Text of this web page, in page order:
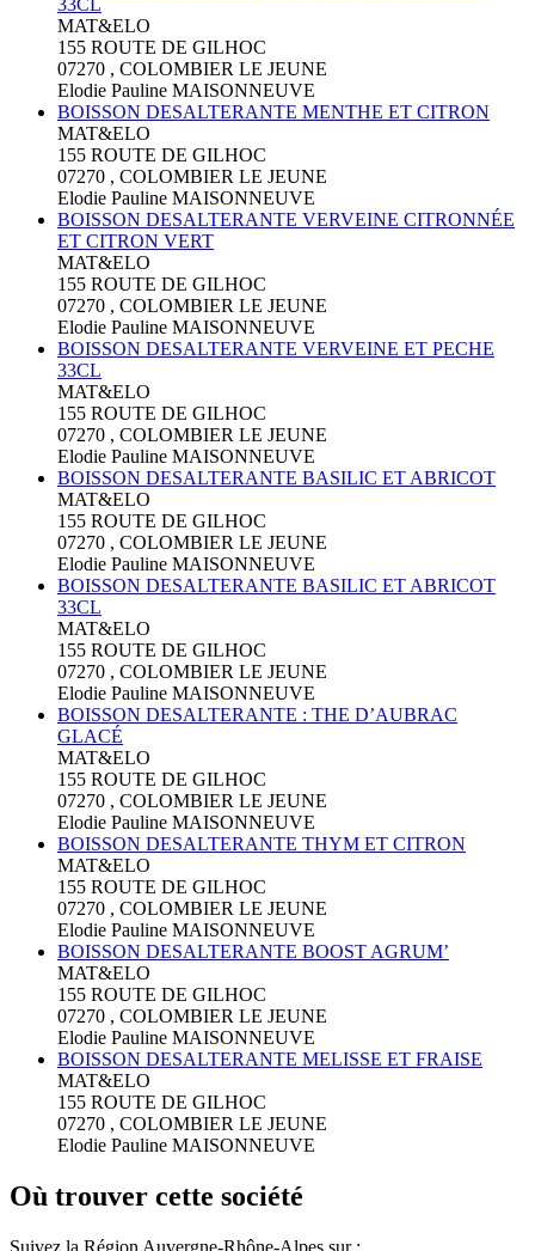
MAT&ELO
155 ROUTE DE GILHOC
07270 , COLOMBIER LE JEUNE
Elodie Pauline MAISONNEUVE
BOISSON DESALTERANTE MENTHE ET CITRON
MAT&ELO
155 ROUTE DE GILHOC
07270 , COLOMBIER LE JEUNE
Elodie Pauline MAISONNEUVE
BOISSON DESALTERANTE VERVEINE CITRONNÉE
ET CITRON VERT
MAT&ELO
155 ROUTE DE GILHOC
07270 , COLOMBIER LE JEUNE
Elodie Pauline MAISONNEUVE
BOISSON DESALTERANTE VERVEINE ET PECHE
33CL
MAT&ELO
155 ROUTE DE GILHOC
07270 , COLOMBIER LE JEUNE
Elodie Pauline MAISONNEUVE
BOISSON DESALTERANTE BASILIC ET ABRICOT
MAT&ELO
155 ROUTE DE GILHOC
07270 , COLOMBIER LE JEUNE
Elodie Pauline MAISONNEUVE
BOISSON DESALTERANTE BASILIC ET ABRICOT
33CL
MAT&ELO
155 ROUTE DE GILHOC
07270 , COLOMBIER LE JEUNE
Elodie Pauline MAISONNEUVE
BOISSON DESALTERANTE : THE D’AUBRAC
GLACÉ
MAT&ELO
155 ROUTE DE GILHOC
07270 , COLOMBIER LE JEUNE
Elodie Pauline MAISONNEUVE
BOISSON DESALTERANTE THYM ET CITRON
MAT&ELO
155 ROUTE DE GILHOC
07270 , COLOMBIER LE JEUNE
Elodie Pauline MAISONNEUVE
BOISSON DESALTERANTE BOOST AGRUM’
MAT&ELO
155 ROUTE DE GILHOC
07270 , COLOMBIER LE JEUNE
Elodie Pauline MAISONNEUVE
BOISSON DESALTERANTE MELISSE ET FRAISE
MAT&ELO
155 ROUTE DE GILHOC
07270 , COLOMBIER LE JEUNE
Elodie Pauline MAISONNEUVE
Où trouver cette société
Suivez la Région Auvergne-Rhône-Alpes sur :